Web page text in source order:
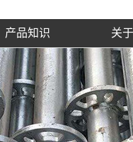
产品知识 关